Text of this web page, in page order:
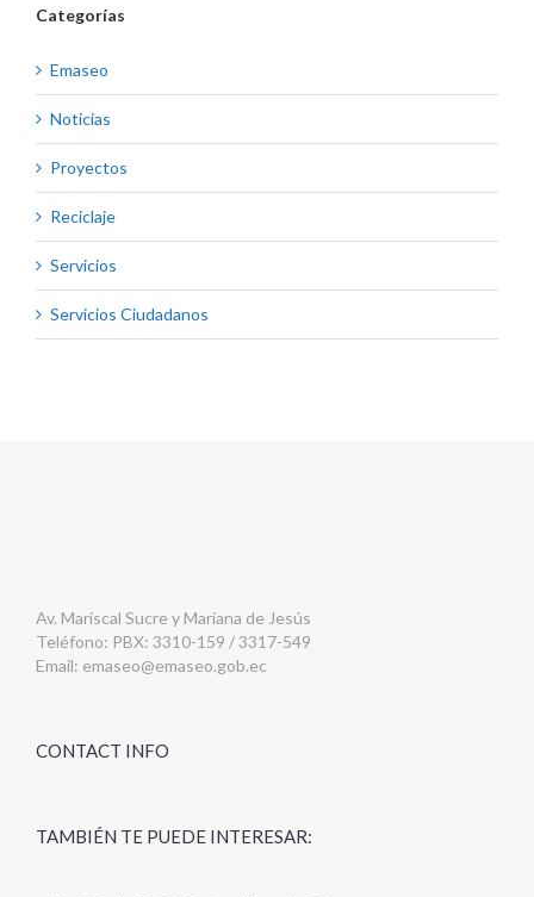
Categorías
Emaseo
Noticias
Proyectos
Reciclaje
Servicios
Servicios Ciudadanos
Av. Mariscal Sucre y Mariana de Jesús
Teléfono: PBX: 3310-159 / 3317-549
Email: emaseo@emaseo.gob.ec
CONTACT INFO
TAMBIÉN TE PUEDE INTERESAR: